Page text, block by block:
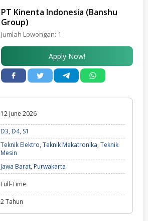
PT Kinenta Indonesia (Banshu
Group)
Jumlah Lowongan: 1
Apply Now!
12 June 2026
D3, D4, S1
Teknik Elektro, Teknik Mekatronika, Teknik
Mesin
Jawa Barat, Purwakarta
Full-Time
2 Tahun